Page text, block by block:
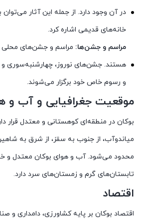
در آن وجود دارد. از جمله این آثار می‌توان
خانه‌های قدیمی اشاره کرد.
مراسم و جشن‌ها: مراسم و جشن‌های محلی
هستند. جشن‌های نوروز، چهارشنبه‌سوری
و رسوم خاص خود برگزار می‌شوند.
موقعیت جغرافیایی و آب و
بوکان در منطقه‌ای کوهستانی و معتدل قرار
میاندوآب، از جنوب به سقز، از شرق به
محدود می‌شود. آب و هوای بوکان معتدل
تابستان‌های گرم و زمستان‌های سرد دارد.
اقتصاد
اقتصاد بوکان بر پایه کشاورزی، دامداری و